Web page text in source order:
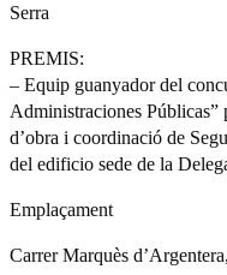
Serra
PREMIS:
– Equip guanyador del
Administraciones Públicas”
d’obra i coordinació de
del edificio sede de la
Emplaçament
Carrer Marquès